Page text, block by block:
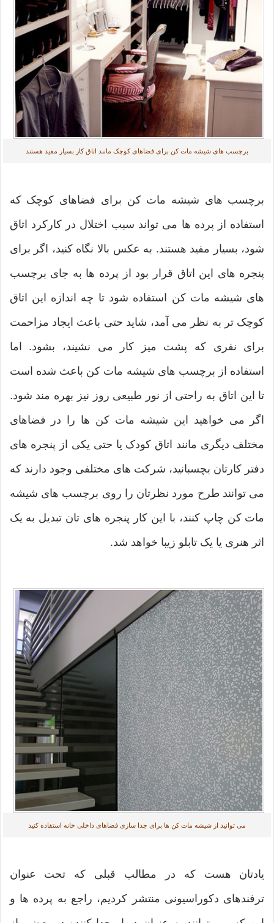
برچسب های شیشه مات کن برای فضاهای کوچک مانند اتاق کار بسیار مفید هستند
برچسب های شیشه مات کن برای فضاهای کوچک که
استفاده از پرده ها می تواند سبب اختلال در کارکرد اتاق
شود، بسیار مفید هستند. به عکس بالا نگاه کنید، اگر برای
پنجره های این اتاق قرار بود از پرده ها به جای برچسب
های شیشه مات کن استفاده شود تا چه اندازه این اتاق
کوچک تر به نظر می آمد، شاید حتی باعث ایجاد مزاحمت
برای نفری که پشت میز کار می نشیند، بشود. اما
استفاده از برچسب های شیشه مات کن باعث شده است
تا این اتاق به راحتی از نور طبیعی روز نیز بهره مند شود.
اگر می خواهید این شیشه مات کن ها را در فضاهای
مختلف دیگری مانند اتاق کودک یا حتی یکی از پنجره های
دفتر کارتان بچسبانید، شرکت های مختلفی وجود دارند که
می توانند طرح مورد نظرتان را روی برچسب های شیشه
مات کن چاپ کنند، با این کار پنجره های تان تبدیل به یک
اثر هنری یا یک تابلو زیبا خواهد شد.
می توانید از شیشه مات کن ها برای جدا سازی فضاهای داخلی خانه استفاده کنید
یادتان هست که در مطالب قبلی که تحت عنوان
ترفندهای دکوراسیونی منتشر کردیم، راجع به پرده ها و